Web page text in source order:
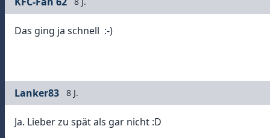
Das ging ja schnell :-)
Lanker83 8 J.
Ja. Lieber zu spät als gar nicht :D